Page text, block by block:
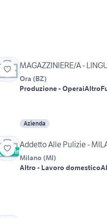
MAGAZZINIERE/A -
Ora (BZ)
Produzione - OperaiAltro
Azienda
Vetrina
Addetto Alle Pulizie -
Milano (MI)
Altro - Lavoro domestico